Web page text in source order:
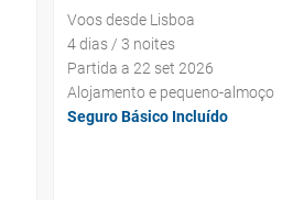
Voos desde Lisboa
4 dias / 3 noites
Partida a 22 set 2026
Alojamento e pequeno-almoço
Seguro Básico Incluído